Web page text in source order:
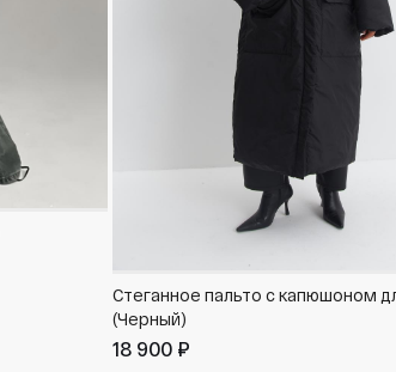
Стеганное пальто с капюшоном
(Черный)
18 900 ₽